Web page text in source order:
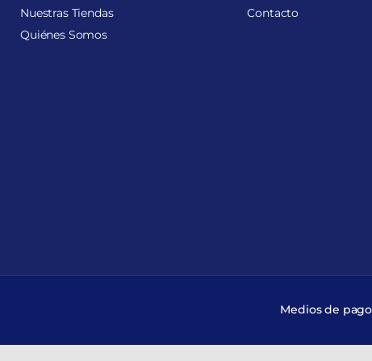
Nuestras Tiendas
Quiénes Somos
Contacto
Medios de